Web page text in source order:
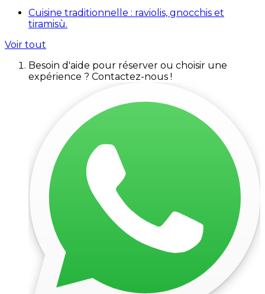
Cuisine traditionnelle : raviolis, gnocchis et
tiramisù.
Voir tout
Besoin d'aide pour réserver ou choisir une
expérience ? Contactez-nous !